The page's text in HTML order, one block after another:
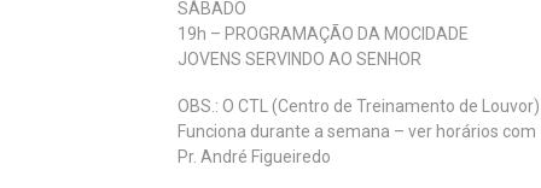
SÁBADO
19h – PROGRAMAÇÃO DA MOCIDADE
JOVENS SERVINDO AO SENHOR
OBS.: O CTL (Centro de Treinamento de Louvor)
Funciona durante a semana – ver horários com
Pr. André Figueiredo